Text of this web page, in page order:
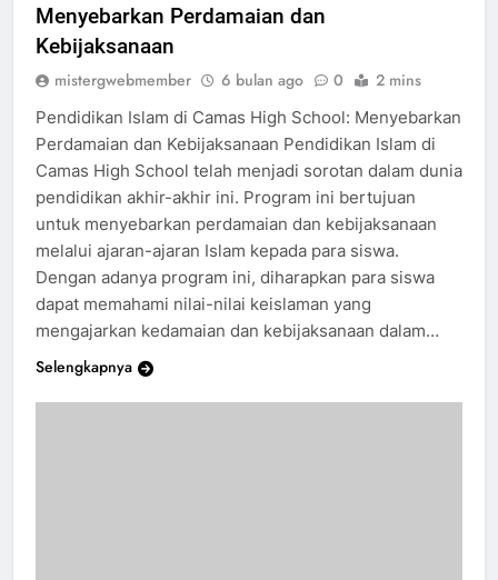
Menyebarkan Perdamaian dan
Kebijaksanaan
mistergwebmember 6 bulan ago 0 2 mins
Pendidikan Islam di Camas High School: Menyebarkan
Perdamaian dan Kebijaksanaan Pendidikan Islam di
Camas High School telah menjadi sorotan dalam dunia
pendidikan akhir-akhir ini. Program ini bertujuan
untuk menyebarkan perdamaian dan kebijaksanaan
melalui ajaran-ajaran Islam kepada para siswa.
Dengan adanya program ini, diharapkan para siswa
dapat memahami nilai-nilai keislaman yang
mengajarkan kedamaian dan kebijaksanaan dalam…
Selengkapnya